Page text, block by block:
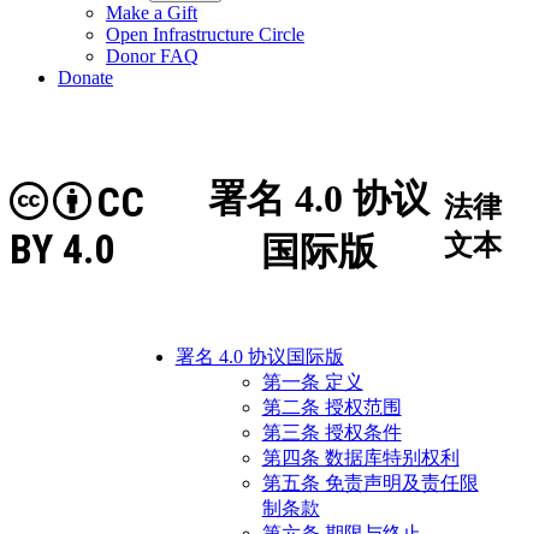
Make a Gift
Open Infrastructure Circle
Donor FAQ
Donate
署名 4.0 协议
国际版
CC
BY 4.0
法律
文本
署名 4.0 协议国际版
第一条 定义
第二条 授权范围
第三条 授权条件
第四条 数据库特别权利
第五条 免责声明及责任限
制条款